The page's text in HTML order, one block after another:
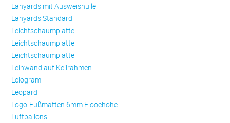
Lanyards mit Ausweishülle
Lanyards Standard
Leichtschaumplatte
Leichtschaumplatte
Leichtschaumplatte
Leinwand auf Keilrahmen
Lelogram
Leopard
Logo-Fußmatten 6mm Flooehöhe
Luftballons